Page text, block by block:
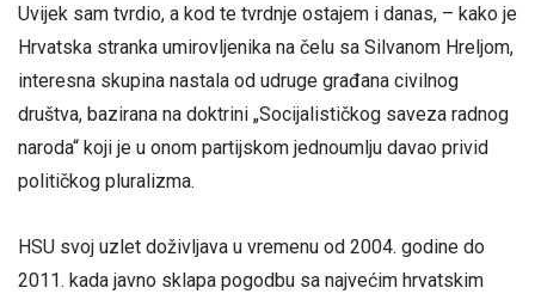
Uvijek sam tvrdio, a kod te tvrdnje ostajem i danas, – kako je
Hrvatska stranka umirovljenika na čelu sa Silvanom Hreljom,
interesna skupina nastala od udruge građana civilnog
društva, bazirana na doktrini „Socijalističkog saveza radnog
naroda“ koji je u onom partijskom jednoumlju davao privid
političkog pluralizma.
HSU svoj uzlet doživljava u vremenu od 2004. godine do
2011. kada javno sklapa pogodbu sa najvećim hrvatskim